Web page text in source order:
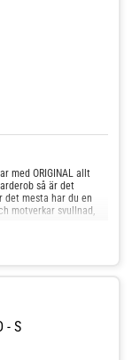
med ORIGINAL allt
så är det
det mesta har du en
motverkar svullnad,
- S